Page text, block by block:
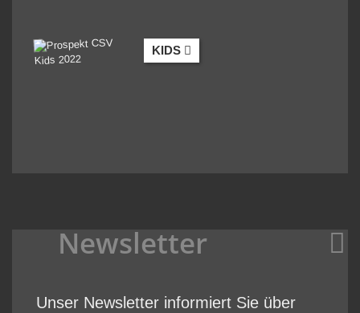
KIDS
Newsletter
Unser Newsletter informiert Sie über